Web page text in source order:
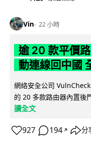
Vin 22 小時
逾 20 款平價
動連線回中國
網絡安全公司
的 20 多款路由器內置後
讀全文
927 194 ↗ 分